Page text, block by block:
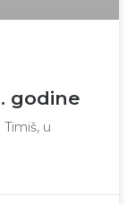
godine
u